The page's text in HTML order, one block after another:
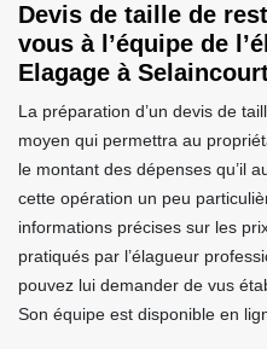
Devis de taille de
vous à l’équipe de
Elagage à
La préparation d’un devis de
moyen qui permettra au
le montant des dépenses qu’il
cette opération un peu
informations précises sur les
pratiqués par l’élagueur
pouvez lui demander de vus
Son équipe est disponible en